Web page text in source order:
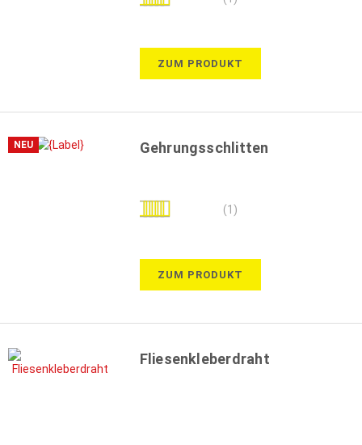
ZUM PRODUKT
NEU Gehrungsschlitten
Bewertung: (1)
ZUM PRODUKT
Fliesenkleberdraht